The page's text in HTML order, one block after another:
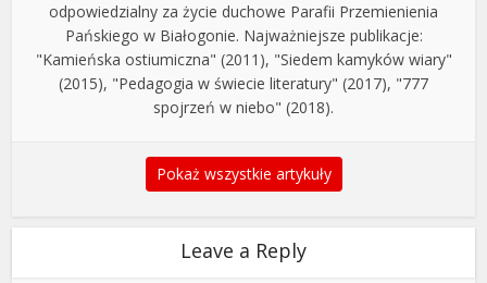
odpowiedzialny za życie duchowe Parafii Przemienienia
Pańskiego w Białogonie. Najważniejsze publikacje:
"Kamieńska ostiumiczna" (2011), "Siedem kamyków wiary"
(2015), "Pedagogia w świecie literatury" (2017), "777
spojrzeń w niebo" (2018).
Pokaż wszystkie artykuły
Leave a Reply